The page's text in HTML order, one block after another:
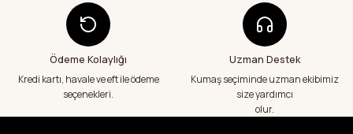
A... S... | 24/07/2026
Fiyatlar uygun ve çok fazla seçenek var
büyük kolaylık emeği geçenlere teşekkür
Ödeme Kolaylığı
Kredi kartı, havale ve eft ile ödeme
seçenekleri.
Uzman Destek
Kumaş seçiminde uzman ekibimiz
size yardımcı
olur.